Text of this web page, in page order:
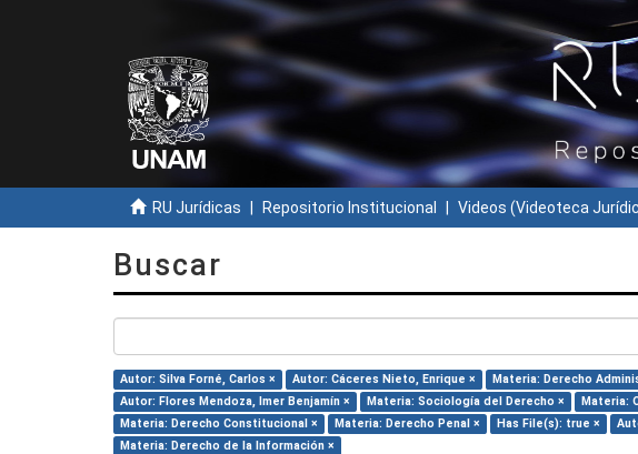
RU Jurídicas Repositorio Institucional Videos (Videoteca
Buscar
Autor: Silva Forné, Carlos × Autor: Cáceres Nieto, Enrique × Materia: Derecho
Autor: Flores Mendoza, Imer Benjamín ×
Materia: Sociología del Derecho × Materia:
Materia: Derecho Constitucional ×
Materia: Derecho Penal × Has File(s): true ×
Materia: Derecho de la Información ×